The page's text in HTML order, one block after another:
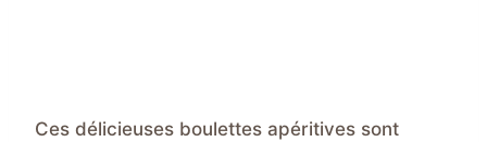
Ces délicieuses boulettes apéritives sont